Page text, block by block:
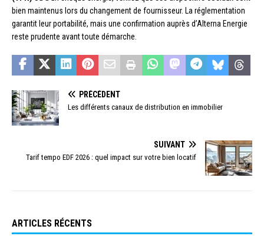
bien maintenus lors du changement de fournisseur. La réglementation
garantit leur portabilité, mais une confirmation auprès d’Alterna Energie
reste prudente avant toute démarche.
PRÉCÉDENT
Les différents canaux de distribution en immobilier
SUIVANT
Tarif tempo EDF 2026 : quel impact sur votre bien locatif
ARTICLES RÉCENTS